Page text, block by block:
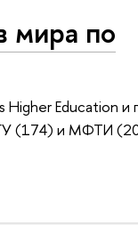
мира по
Education и
(174) и МФТИ